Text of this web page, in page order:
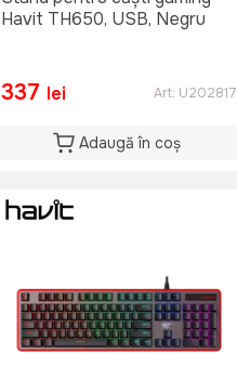
Havit TH650, USB, Negru
337 lei Art: U202817
Adaugă în coș